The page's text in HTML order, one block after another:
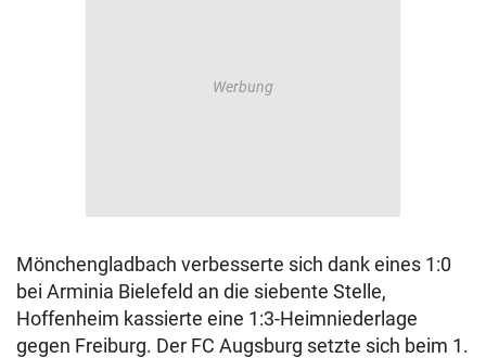
Mönchengladbach verbesserte sich dank eines 1:0
bei Arminia Bielefeld an die siebente Stelle,
Hoffenheim kassierte eine 1:3-Heimniederlage
gegen Freiburg. Der FC Augsburg setzte sich beim 1.